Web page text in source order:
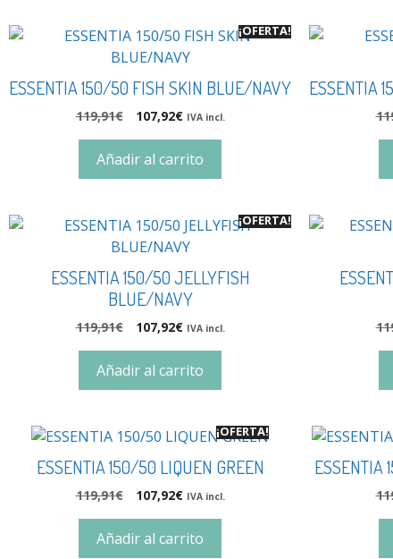
¡OFERTA!
ESSENTIA 150/50 FISH SKIN BLUE/NAVY
119,91€ 107,92€ IVA incl.
Añadir al carrito
ESSENTIA
¡OFERTA!
ESSENTIA 150/50 JELLYFISH
BLUE/NAVY
119,91€ 107,92€ IVA incl.
Añadir al carrito
¡OFERTA!
ESSENTIA 150/50 LIQUEN GREEN
119,91€ 107,92€ IVA incl.
Añadir al carrito
ESSENTIA